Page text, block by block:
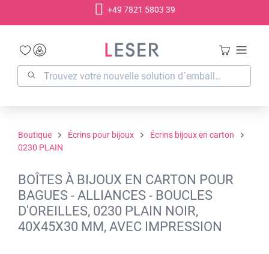
+49 7821 5803 39
Boutique Écrins pour bijoux
Écrins bijoux en carton
0230 PLAIN
BOÎTES À BIJOUX EN CARTON POUR
BAGUES - ALLIANCES - BOUCLES
D'OREILLES, 0230 PLAIN NOIR,
40X45X30 MM, AVEC IMPRESSION